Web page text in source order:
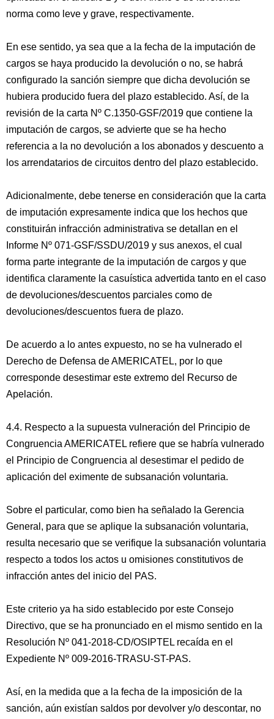
norma como leve y grave, respectivamente.
En ese sentido, ya sea que a la fecha de la imputación de
cargos se haya producido la devolución o no, se habrá
configurado la sanción siempre que dicha devolución se
hubiera producido fuera del plazo establecido. Así, de la
revisión de la carta Nº C.1350-GSF/2019 que contiene la
imputación de cargos, se advierte que se ha hecho
referencia a la no devolución a los abonados y descuento a
los arrendatarios de circuitos dentro del plazo establecido.
Adicionalmente, debe tenerse en consideración que la carta
de imputación expresamente indica que los hechos que
constituirán infracción administrativa se detallan en el
Informe Nº 071-GSF/SSDU/2019 y sus anexos, el cual
forma parte integrante de la imputación de cargos y que
identifica claramente la casuística advertida tanto en el caso
de devoluciones/descuentos parciales como de
devoluciones/descuentos fuera de plazo.
De acuerdo a lo antes expuesto, no se ha vulnerado el
Derecho de Defensa de AMERICATEL, por lo que
corresponde desestimar este extremo del Recurso de
Apelación.
4.4. Respecto a la supuesta vulneración del Principio de
Congruencia AMERICATEL refiere que se habría vulnerado
el Principio de Congruencia al desestimar el pedido de
aplicación del eximente de subsanación voluntaria.
Sobre el particular, como bien ha señalado la Gerencia
General, para que se aplique la subsanación voluntaria,
resulta necesario que se verifique la subsanación voluntaria
respecto a todos los actos u omisiones constitutivos de
infracción antes del inicio del PAS.
Este criterio ya ha sido establecido por este Consejo
Directivo, que se ha pronunciado en el mismo sentido en la
Resolución Nº 041-2018-CD/OSIPTEL recaída en el
Expediente Nº 009-2016-TRASU-ST-PAS.
Así, en la medida que a la fecha de la imposición de la
sanción, aún existían saldos por devolver y/o descontar, no